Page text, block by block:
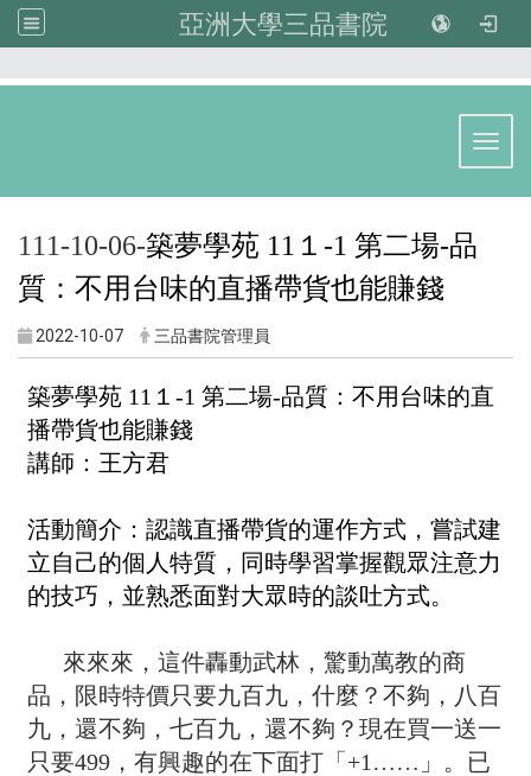
亞洲大學三品書院
111-10-06-築夢學苑 11１-1 第二場-品
質：不用台味的直播帶貨也能賺錢
2022-10-07 三品書院管理員
築夢學苑 11１-1 第二場-品質：不用台味的直
播帶貨也能賺錢
講師：王方君
活動簡介： 認識直播帶貨的運作方式，嘗試建
立自己的個人特質，同時學習掌握觀眾注意力
的技巧，並熟悉面對大眾時的談吐方式。
來來來，這件轟動武林，驚動萬教的商
品，限時特價只要九百九，什麼？不夠，八百
九，還不夠，七百九，還不夠？現在買一送一
只要499，有興趣的在下面打「+1……」。已